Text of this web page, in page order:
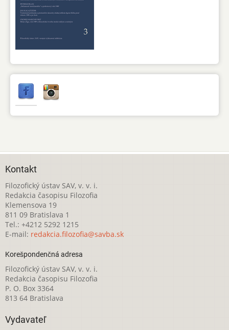
Kontakt
Filozofický ústav SAV, v. v. i.
Redakcia časopisu Filozofia
Klemensova 19
811 09 Bratislava 1
Tel.: +4212 5292 1215
E-mail: redakcia.filozofia@savba.sk
Korešpondenčná adresa
Filozofický ústav SAV, v. v. i.
Redakcia časopisu Filozofia
P. O. Box 3364
813 64 Bratislava
Vydavateľ